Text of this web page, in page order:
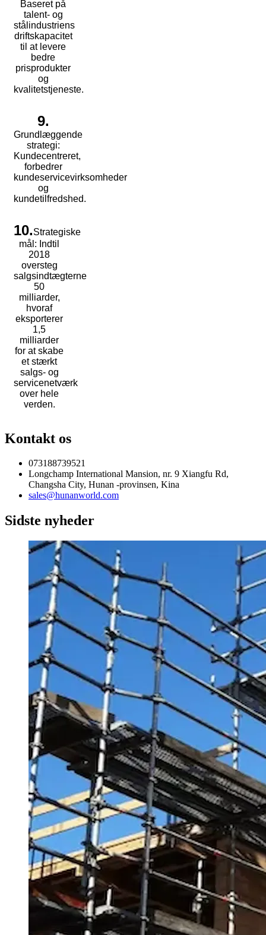
Baseret på
talent- og
stålindustriens
driftskapacitet
til at levere
bedre
prisprodukter
og
kvalitetstjeneste.
9.
Grundlæggende
strategi:
Kundecentreret,
forbedrer
kundeservicevirksomheder
og
kundetilfredshed.
10.Strategiske
mål: Indtil
2018
oversteg
salgsindtægterne
50
milliarder,
hvoraf
eksporterer
1,5
milliarder
for at skabe
et stærkt
salgs- og
servicenetværk
over hele
verden.
Kontakt os
073188739521
Longchamp International Mansion, nr. 9 Xiangfu Rd,
Changsha City, Hunan -provinsen, Kina
sales@hunanworld.com
Sidste nyheder